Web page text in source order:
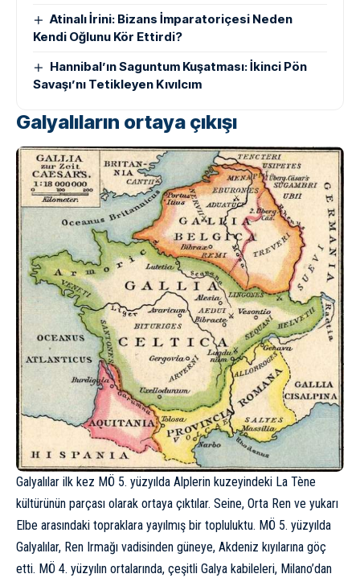
Atinalı İrini: Bizans İmparatoriçesi Neden
Kendi Oğlunu Kör Ettirdi?
Hannibal’ın Saguntum Kuşatması: İkinci Pön
Savaşı’nı Tetikleyen Kıvılcım
Galyalıların ortaya çıkışı
Galyalılar ilk kez MÖ 5. yüzyılda Alplerin kuzeyindeki La Tène
kültürünün parçası olarak ortaya çıktılar. Seine, Orta Ren ve yukarı
Elbe arasındaki topraklara yayılmış bir topluluktu. MÖ 5. yüzyılda
Galyalılar, Ren Irmağı vadisinden güneye, Akdeniz kıyılarına göç
etti. MÖ 4. yüzyılın ortalarında, çeşitli Galya kabileleri, Milano’dan